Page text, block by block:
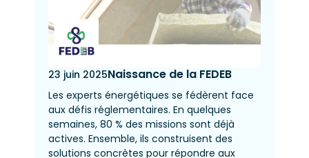
23 juin 2025Naissance de la FEDEB
Les experts énergétiques se fédèrent face
aux défis réglementaires. En quelques
semaines, 80 % des missions sont déjà
actives. Ensemble, ils construisent des
solutions concrètes pour répondre aux